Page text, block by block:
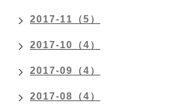
2017-11（5）
2017-10（4）
2017-09（4）
2017-08（4）